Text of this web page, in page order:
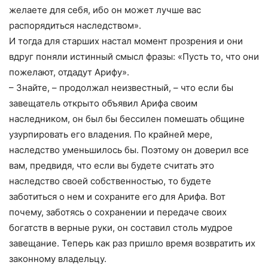
желаете для себя, ибо он может лучше вас
распорядиться наследством».
И тогда для старших настал момент прозрения и они
вдруг поняли истинный смысл фразы: «Пусть то, что они
пожелают, отдадут Арифу».
– Знайте, – продолжал неизвестный, – что если бы
завещатель открыто объявил Арифа своим
наследником, он был бы бессилен помешать общине
узурпировать его владения. По крайней мере,
наследство уменьшилось бы. Поэтому он доверил все
вам, предвидя, что если вы будете считать это
наследство своей собственностью, то будете
заботиться о нем и сохраните его для Арифа. Вот
почему, заботясь о сохранении и передаче своих
богатств в верные руки, он составил столь мудрое
завещание. Теперь как раз пришло время возвратить их
законному владельцу.